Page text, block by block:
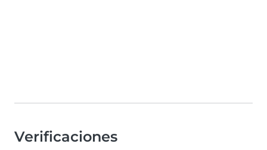
Verificaciones